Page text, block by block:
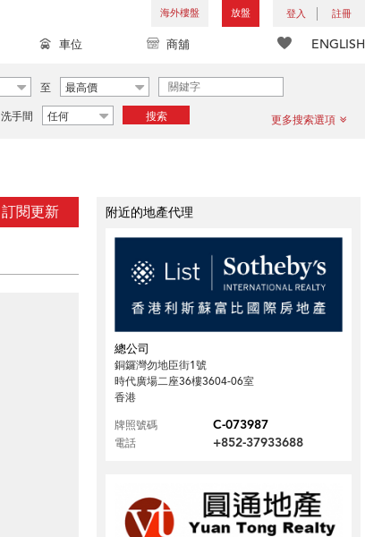
海外樓盤 放盤 登入 註冊
ENGLISH
車位 商舖
至
最高價
洗手間 任何 搜索 更多搜索選項
訂閱更新 附近的地產代理
總公司
銅鑼灣勿地臣街1號
時代廣場二座36樓3604-06室
香港
牌照號碼
C-073987
電話 +852-37933688